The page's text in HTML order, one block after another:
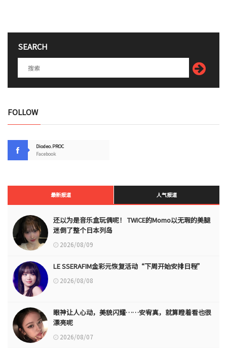
SEARCH
FOLLOW
Diodeo.PROC
Facebook
最新报道 人气报道
还以为是音乐盒玩偶呢！ TWICE的Momo以无瑕的美腿
迷倒了整个日本列岛
2026/08/09
LE SSERAFIM金彩元恢复活动“下周开始安排日程”
2026/08/08
眼神让人心动，美貌闪耀……安宥真，就算瞪着看也很
漂亮呢
2026/08/07